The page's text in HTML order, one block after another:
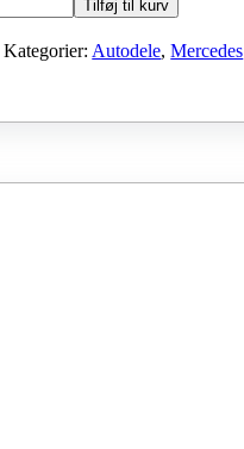
Tilføj til kurv
Kategorier: Autodele,Mercedes